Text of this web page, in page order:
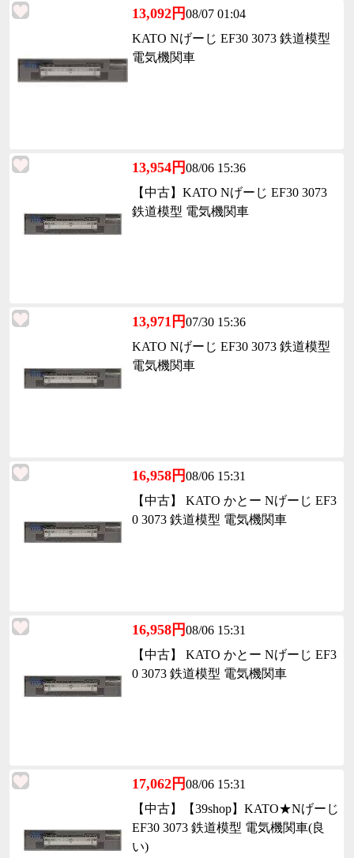
13,092円08/07 01:04
KATO Nげーじ EF30 3073 鉄道模型
電気機関車
13,954円08/06 15:36
【中古】KATO Nげーじ EF30 3073
鉄道模型 電気機関車
13,971円07/30 15:36
KATO Nげーじ EF30 3073 鉄道模型
電気機関車
16,958円08/06 15:31
【中古】 KATO かとー Nげーじ EF3
0 3073 鉄道模型 電気機関車
16,958円08/06 15:31
【中古】 KATO かとー Nげーじ EF3
0 3073 鉄道模型 電気機関車
17,062円08/06 15:31
【中古】【39shop】KATO★Nげーじ
EF30 3073 鉄道模型 電気機関車(良
い)